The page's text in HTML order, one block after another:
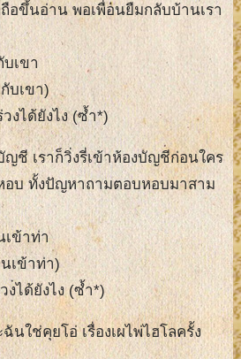
อขึ้นอ่าน พอเพื่อนยืมกลับบ้านเรา
เขา
บเขา)
งได้ยังไง (ซ้ำ*)
ชี เราก็วิ่งรี่เข้าห้องบัญชีก่อนใคร
อบ ทั้งปัญหาถามตอบหอบมาสาม
เข้าท่า
เข้าท่า)
ได้ยังไง (ซ้ำ*)
นใช่คุยโอ่ เรื่องเผไพ่ไฮโลครั้ง